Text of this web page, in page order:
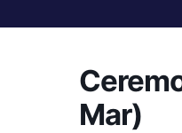
Mar)